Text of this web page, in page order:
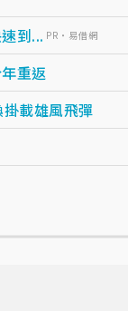
到... PR・易借網
重返
載雄風飛彈